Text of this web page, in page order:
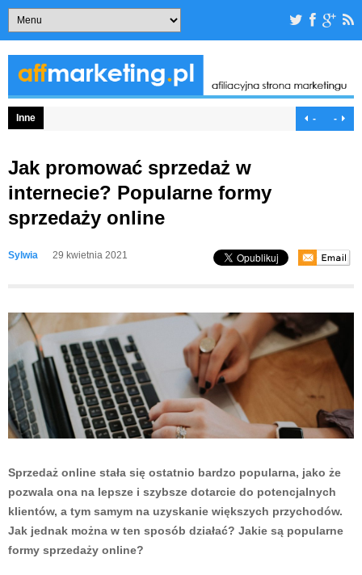
Inne - -
Jak promować sprzedaż w
internecie? Popularne formy
sprzedaży online
Sylwia 29 kwietnia 2021
Sprzedaż online stała się ostatnio bardzo popularna, jako że
pozwala ona na lepsze i szybsze dotarcie do potencjalnych
klientów, a tym samym na uzyskanie większych przychodów.
Jak jednak można w ten sposób działać? Jakie są popularne
formy sprzedaży online?